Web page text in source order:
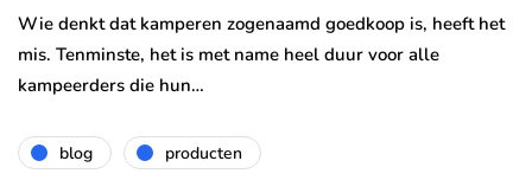
Wie denkt dat kamperen zogenaamd goedkoop is, heeft het
mis. Tenminste, het is met name heel duur voor alle
kampeerders die hun…
blog producten